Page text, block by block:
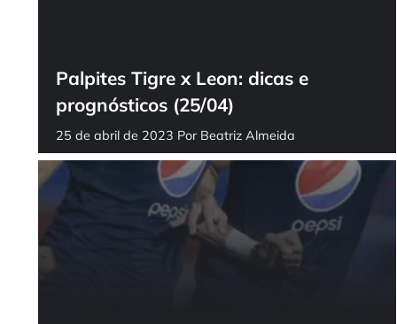
Palpites Tigre x Leon: dicas e
prognósticos (25/04)
25 de abril de 2023 Por Beatriz Almeida